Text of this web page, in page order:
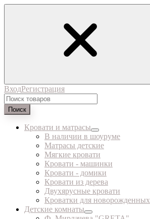
ВходРегистрация
Поиск
Кровати и матрасы
В наличии в шоуруме
Матрасы детские
Мягкие кровати
Кровати - машинки
Кровати - домики
Кровати из дерева
Двухярусные кровати
Кроватки для новорожденных
Детские комнаты